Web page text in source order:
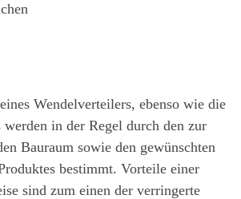
Wendelverteilers, ebenso wie die
werden in der Regel durch den zur
Bauraum sowie den gewünschten
bestimmt. Vorteile einer
sind zum einen der verringerte